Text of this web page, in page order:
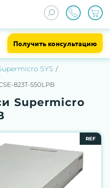
Получить консультацию
SYS
823T-550LPB
Supermicro
REF